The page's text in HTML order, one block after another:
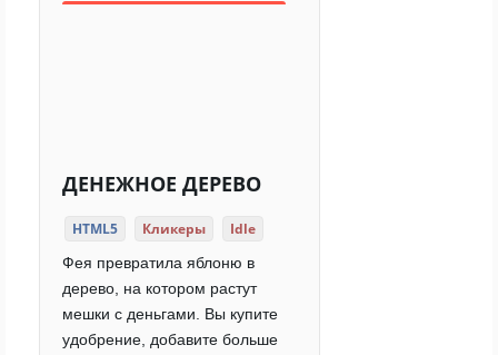
ДЕНЕЖНОЕ ДЕРЕВО
HTML5 Кликеры Idle
Фея превратила яблоню в
дерево, на котором растут
мешки с деньгами. Вы купите
удобрение, добавите больше